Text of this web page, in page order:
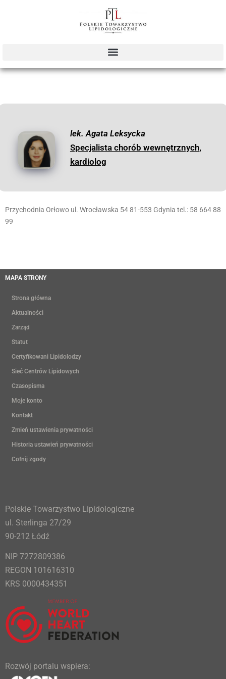
lek. Agata Leksycka
Specjalista chorób wewnętrznych,
kardiolog
Przychodnia Orłowo ul. Wrocławska 54 81-553 Gdynia tel.: 58 664 88
99
MAPA STRONY
Strona główna
Aktualności
Zarząd
Statut
Certyfikowani Lipidolodzy
Sieć Centrów Lipidowych
Czasopisma
Moje konto
Kontakt
Zmień ustawienia prywatności
Historia ustawień prywatności
Cofnij zgody
Polskie Towarzystwo Lipidologiczne
ul. Sterlinga 27/29
90-212 Łódź
NIP 7272809386
REGON 101616310
KRS 0000434351
Rozwój portalu wspiera: